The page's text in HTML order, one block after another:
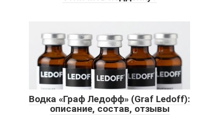
Водка «Граф Ледофф» (Graf Ledoff):
описание, состав, отзывы